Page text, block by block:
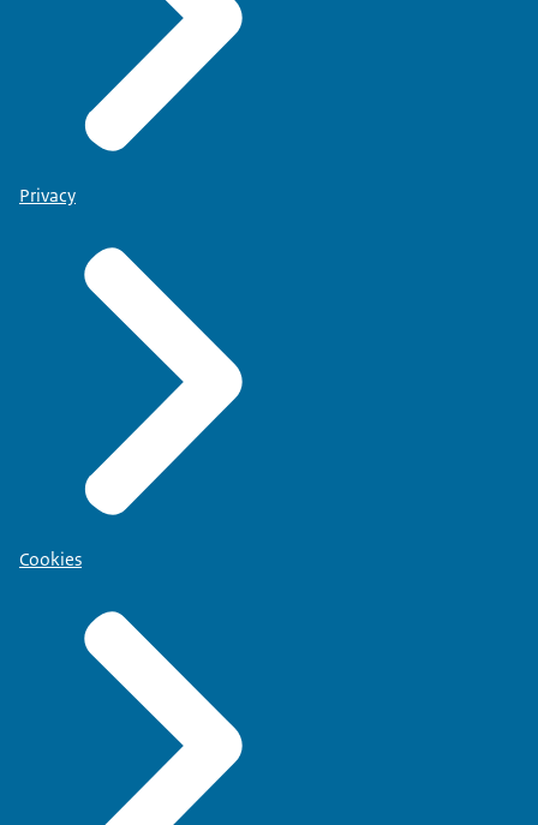
Privacy
Cookies